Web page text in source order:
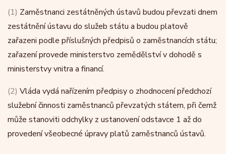
(1) Zaměstnanci zestátněných ústavů budou převzati dnem
zestátnění ústavu do služeb státu a budou platově
zařazeni podle příslušných předpisů o zaměstnancích státu;
zařazení provede ministerstvo zemědělství v dohodě s
ministerstvy vnitra a financí.
(2) Vláda vydá nařízením předpisy o zhodnocení předchozí
služební činnosti zaměstnanců převzatých státem, při čemž
může stanoviti odchylky z ustanovení odstavce 1 až do
provedení všeobecné úpravy platů zaměstnanců ústavů.